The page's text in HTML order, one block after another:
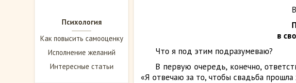
Психология
Как повысить самооценку
Исполнение желаний
Интересные статьи
в
Что я под этим подразумеваю?
В первую очередь, конечно,
«Я отвечаю за то, чтобы свадьба прошла